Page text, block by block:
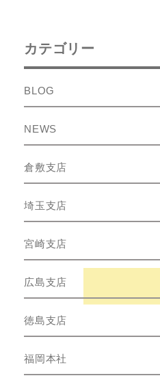
カテゴリー
BLOG
NEWS
倉敷支店
埼玉支店
宮崎支店
広島支店
徳島支店
福岡本社